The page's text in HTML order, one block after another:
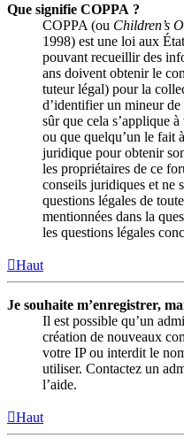
Que signifie COPPA ?
COPPA (ou Children’s
1998) est une loi aux
pouvant recueillir des
ans doivent obtenir le
tuteur légal) pour la
d’identifier un mineur de
sûr que cela s’applique
ou que quelqu’un le fait
juridique pour obtenir
les propriétaires de ce
conseils juridiques et ne
questions légales de
mentionnées dans la
les questions légales
Haut
Je souhaite m’enregistrer,
Il est possible qu’un
création de nouveaux
votre IP ou interdit le
utiliser. Contactez un
l’aide.
Haut